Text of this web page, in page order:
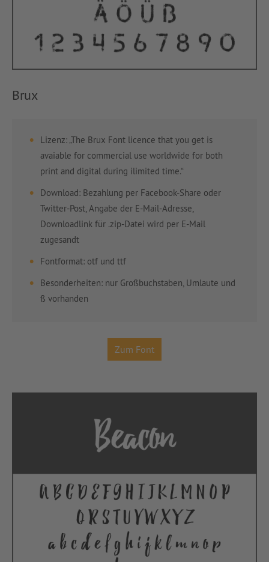
Brux
Lizenz: „The Brux Font licence that you get is
avaiable for commercial use worldwide for both
print and digital during ilimited time.“
Download: Bezahlung per Facebook-Share oder
Twitter-Post, Angabe der E-Mail-Adresse,
Downloadlink für .zip-Datei wird per E-Mail
zugesandt
Fontformat: otf und ttf
Besonderheiten: nur Großbuchstaben, Umlaute und
ß vorhanden
Zum Font